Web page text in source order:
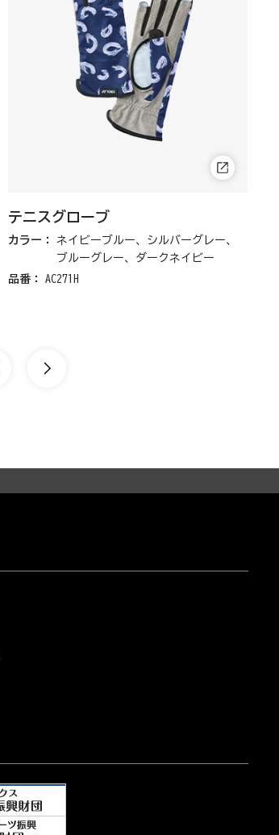
テニスグローブ
カラー：
ネイビーブルー、シルバーグレー、
ブルーグレー、ダークネイビー
品番：
AC271H